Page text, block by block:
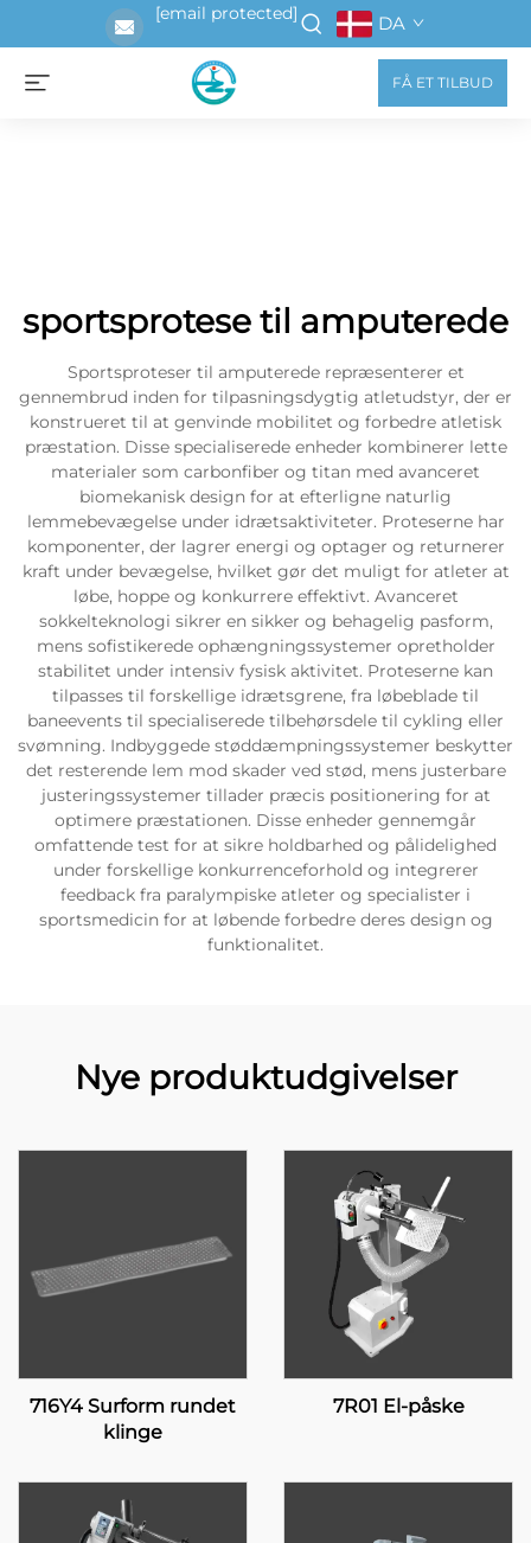
[email protected] DA
FÅ ET TILBUD
sportsprotese til amputerede
Sportsproteser til amputerede repræsenterer et
gennembrud inden for tilpasningsdygtig atletudstyr, der er
konstrueret til at genvinde mobilitet og forbedre atletisk
præstation. Disse specialiserede enheder kombinerer lette
materialer som carbonfiber og titan med avanceret
biomekanisk design for at efterligne naturlig
lemmebevægelse under idrætsaktiviteter. Proteserne har
komponenter, der lagrer energi og optager og returnerer
kraft under bevægelse, hvilket gør det muligt for atleter at
løbe, hoppe og konkurrere effektivt. Avanceret
sokkelteknologi sikrer en sikker og behagelig pasform,
mens sofistikerede ophængningssystemer opretholder
stabilitet under intensiv fysisk aktivitet. Proteserne kan
tilpasses til forskellige idrætsgrene, fra løbeblade til
baneevents til specialiserede tilbehørsdele til cykling eller
svømning. Indbyggede støddæmpningssystemer beskytter
det resterende lem mod skader ved stød, mens justerbare
justeringssystemer tillader præcis positionering for at
optimere præstationen. Disse enheder gennemgår
omfattende test for at sikre holdbarhed og pålidelighed
under forskellige konkurrenceforhold og integrerer
feedback fra paralympiske atleter og specialister i
sportsmedicin for at løbende forbedre deres design og
funktionalitet.
Nye produktudgivelser
716Y4 Surform rundet
klinge
7R01 El-påske